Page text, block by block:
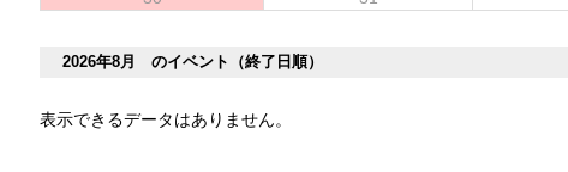
2026年8月 のイベント（終了日順）
表示できるデータはありません。